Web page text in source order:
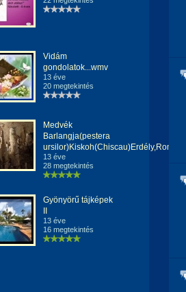
Vidám
gondolatok...wmv
13 éve
20 megtekintés
Medvék
Barlangja(pestera
ursilor)Kiskoh(Chiscau)Erdély,Románia
13 éve
28 megtekintés
Gyönyörű tájképek
13 éve
16 megtekintés